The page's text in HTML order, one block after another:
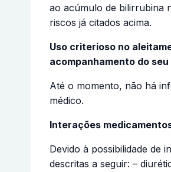
ao acúmulo de bilirrubina
riscos já citados acima.
Uso criterioso no
acompanhamento do
Até o momento, não há
médico.
Interações
Devido à possibilidade de
descritas a seguir: –